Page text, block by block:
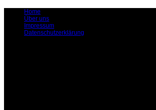
Home
Über uns
Impressum
Datenschutzerklärung